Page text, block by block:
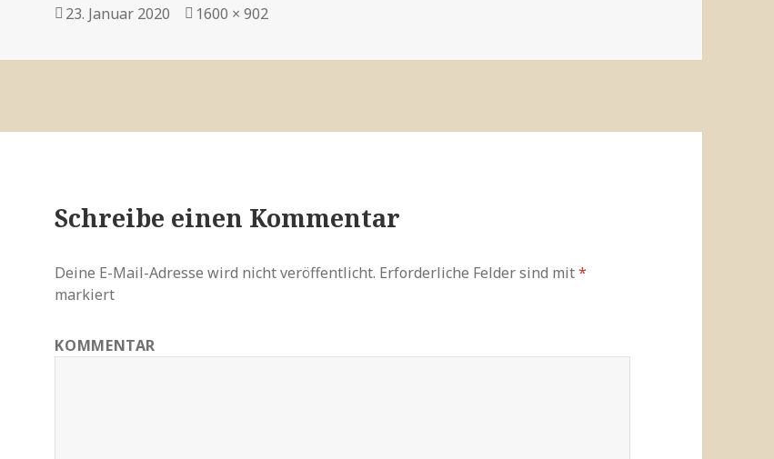
Veröffentlicht
23. Januar 2020
Volle
1600 × 902
Schreibe einen Kommentar
Deine E-Mail-Adresse wird nicht veröffentlicht. Erforderliche Felder sind mit*
markiert
KOMMENTAR